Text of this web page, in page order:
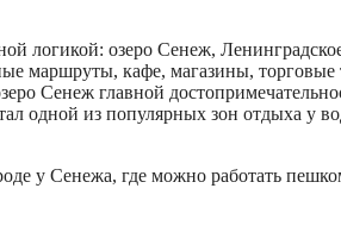
логикой: озеро Сенеж,
маршруты, кафе, магазины, торговые
Сенеж главной
одной из популярных зон отдыха у
у Сенежа, где можно работать